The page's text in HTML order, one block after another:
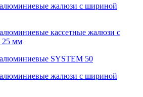
алюминиевые жалюзи с шириной
кассетные жалюзи с
25 мм
SYSTEM 50
алюминиевые жалюзи с шириной